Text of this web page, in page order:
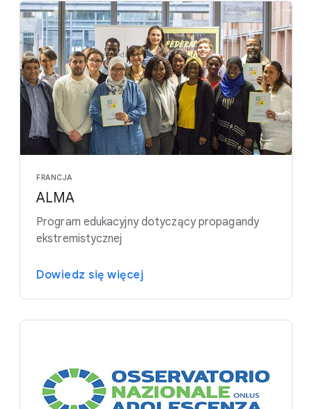
FRANCJA
ALMA
Program edukacyjny dotyczący propagandy
ekstremistycznej
Dowiedz się więcej